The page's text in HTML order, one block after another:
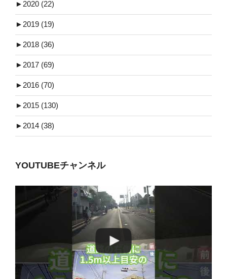
► 2020 (22)
► 2019 (19)
► 2018 (36)
► 2017 (69)
► 2016 (70)
► 2015 (130)
► 2014 (38)
YOUTUBEチャンネル